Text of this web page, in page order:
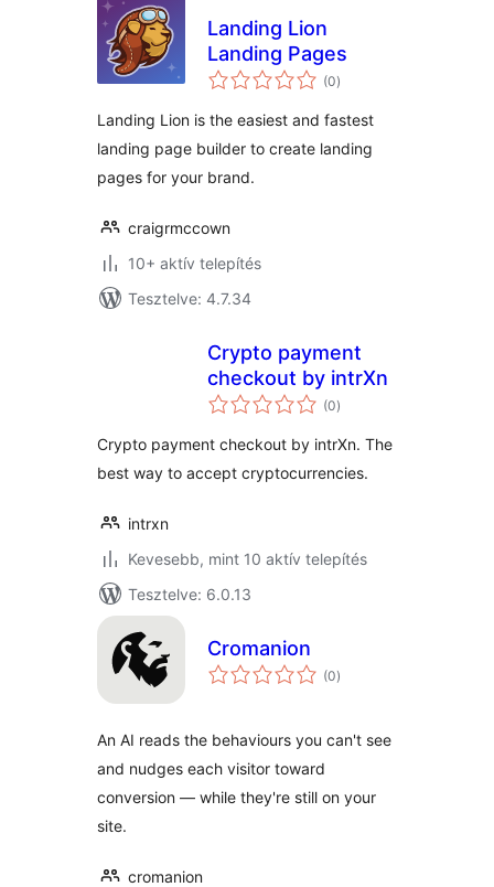
Landing Lion
Landing Pages
(0értékelés
összesen
)
Landing Lion is the easiest and fastest
landing page builder to create landing
pages for your brand.
craigrmccown
10+ aktív telepítés
Tesztelve: 4.7.34
Crypto payment
checkout by intrXn
(0értékelés
összesen
)
Crypto payment checkout by intrXn. The
best way to accept cryptocurrencies.
intrxn
Kevesebb, mint 10 aktív telepítés
Tesztelve: 6.0.13
Cromanion
(0értékelés
összesen
)
An AI reads the behaviours you can't see
and nudges each visitor toward
conversion — while they're still on your
site.
cromanion